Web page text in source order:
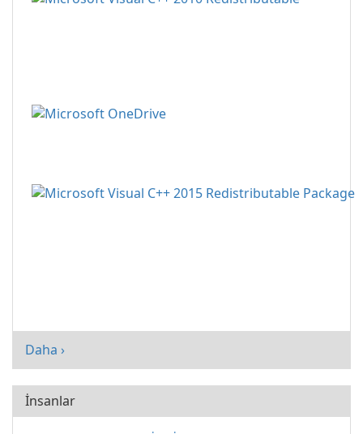
Daha ›
İnsanlar